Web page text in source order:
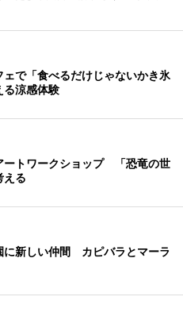
で「食べるだけじゃないかき氷
涼感体験
ートワークショップ 「恐竜の世
える
に新しい仲間 カピバラとマーラ